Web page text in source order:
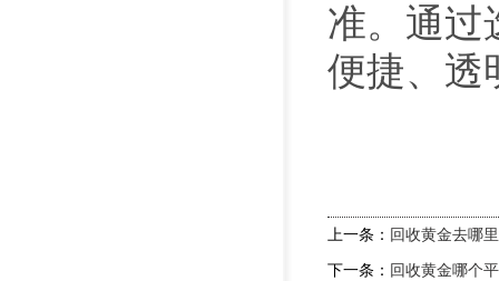
准。通过
便捷、透
上一条： 回收黄金去哪
下一条： 回收黄金哪个